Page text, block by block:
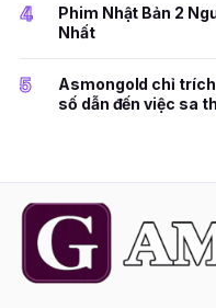
4
Phim Nhật Bản 2
Nhất
5
Asmongold chỉ trích
số dẫn đến việc sa